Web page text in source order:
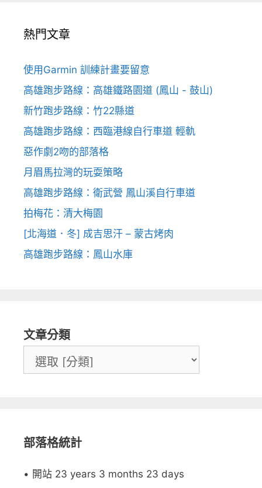
熱門文章
使用Garmin 訓練計畫要留意
高雄跑步路線：高雄鐵路園道 (鳳山 - 鼓山)
新竹跑步路線：竹22縣道
高雄跑步路線：西臨港線自行車道 輕軌
惡作劇2吻的部落格
月眉馬拉灣的玩耍策略
高雄跑步路線：衛武營 鳳山溪自行車道
拍梅花：清大梅園
[北海道．冬] 成吉思汗 – 蒙古烤肉
高雄跑步路線：鳳山水庫
文章分類
部落格統計
• 開站 23 years 3 months 23 days